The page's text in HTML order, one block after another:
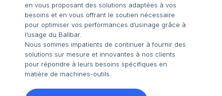
en vous proposant des solutions adaptées à vos
besoins et en vous offrant le soutien nécessaire
pour optimiser vos performances d’usinage grâce à
l’usage du Ballbar.
Nous sommes impatients de continuer à fournir des
solutions sur mesure et innovantes à nos clients
pour répondre à leurs besoins spécifiques en
matière de machines-outils.